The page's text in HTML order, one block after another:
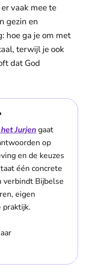
vaak mee te
gezin en
hoe ga je om met
terwijl je ook
dat God
Jurjengaat
op
en de keuzes
één concrete
verbindt Bijbelse
eigen
praktijk.